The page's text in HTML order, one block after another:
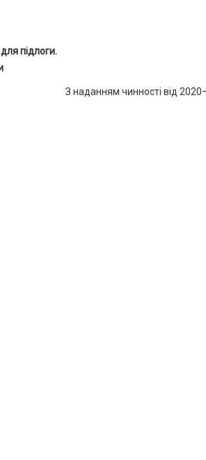
підлоги.
З наданням чинності від